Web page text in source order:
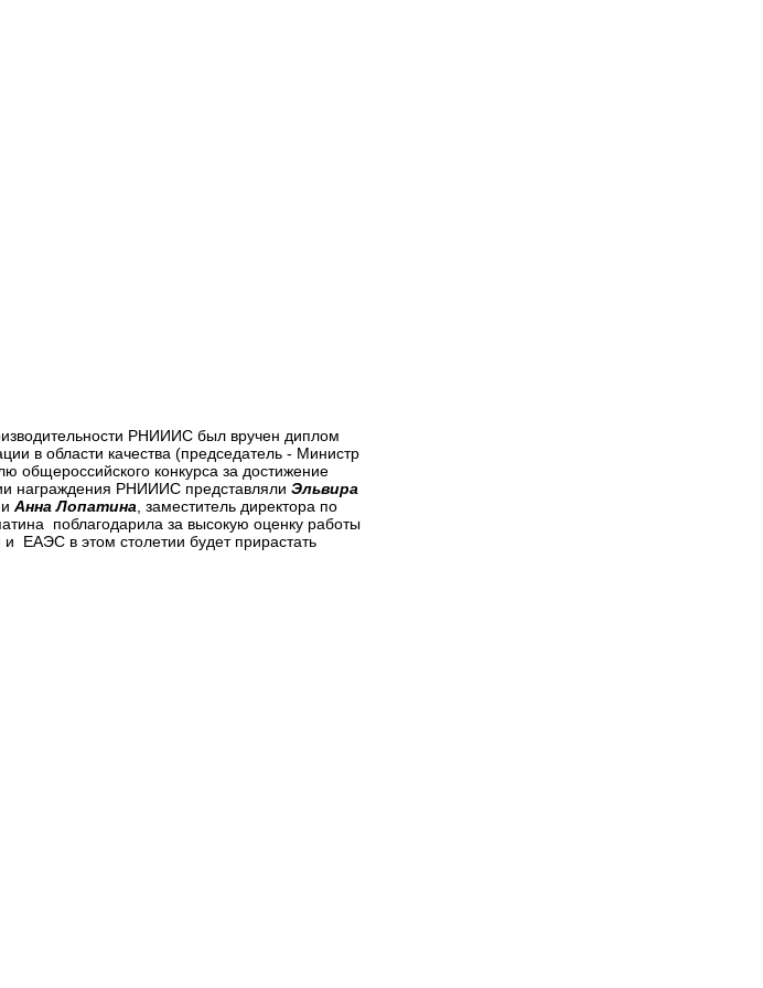
РНИИИС был вручен диплом
в области качества (председатель - Министр
общероссийского конкурса за достижение
награждения РНИИИС представляли Эльвира
Анна Лопатина , заместитель директора по
поблагодарила за высокую оценку работы
и ЕАЭС в этом столетии будет прирастать